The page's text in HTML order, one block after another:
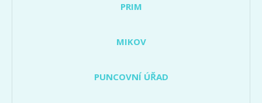
PRIM
MIKOV
PUNCOVNÍ ÚŘAD